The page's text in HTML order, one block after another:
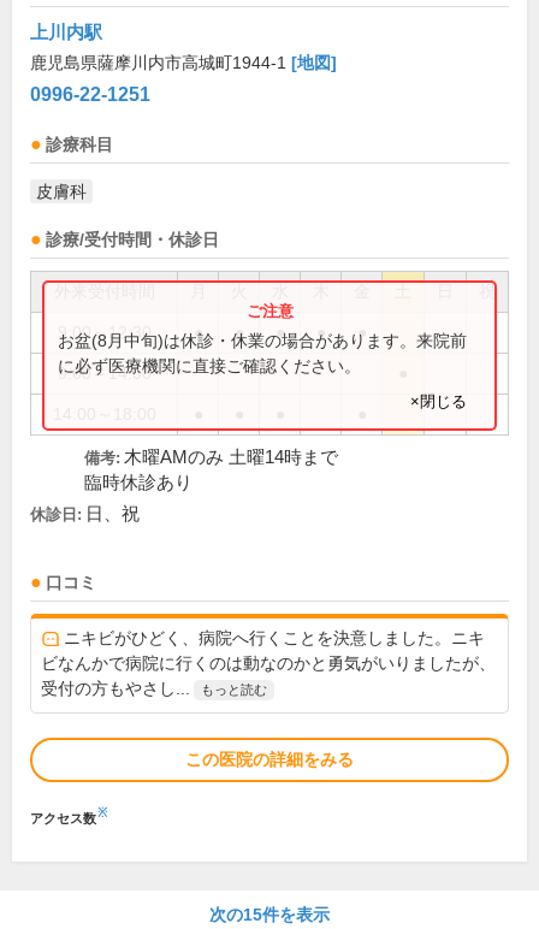
上川内駅
鹿児島県薩摩川内市高城町1944-1 [地図]
0996-22-1251
診療科目
皮膚科
診療/受付時間・休診日
祝
9:00～12:30 ● ● ● ● ●
9:00～14:00
お盆(8月中旬)は休診・休業の場合があります。来院前
に必ず医療機関に直接ご確認ください。
×閉じる
備考: 木曜AMのみ 土曜14時まで
臨時休診あり
休診日: 日、祝
口コミ
ニキビがひどく、病院へ行くことを決意しました。ニキ
ビなんかで病院に行くのは動なのかと勇気がいりましたが、
受付の方もやさし...
もっと読む
この医院の詳細をみる
アクセス数※
次の15件を表示